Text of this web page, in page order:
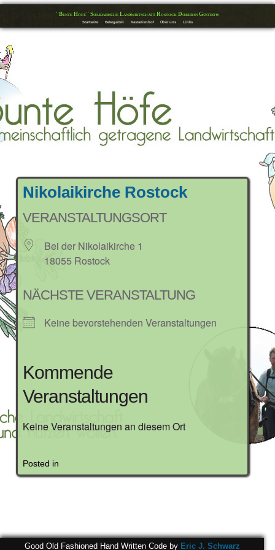
"Bunte Höfe" Solidarische Landwirtschaft Rostock Doberan Güstrow
Startseite Bekegarten Kastanienhof Über uns Links
Nikolaikirche Rostock
VERANSTALTUNGSORT
Bei der Nikolaikirche 1
18055 Rostock
NÄCHSTE VERANSTALTUNG
Keine bevorstehenden Veranstaltungen
Kommende
Veranstaltungen
Keine Veranstaltungen an diesem Ort
Posted in
Good Old Fashioned Hand Written Code by Eric J. Schwarz